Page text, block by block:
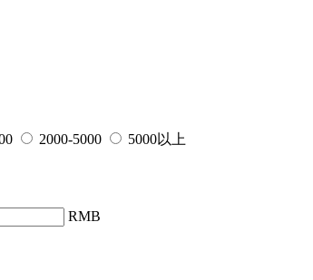
2000-5000 5000以上
RMB